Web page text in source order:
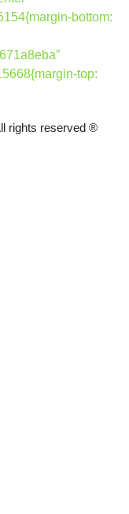
bottom:
top:
rights reserved ®